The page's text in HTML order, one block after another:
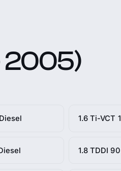
2005)
1.6 Ti-VCT
1.8 TDDI